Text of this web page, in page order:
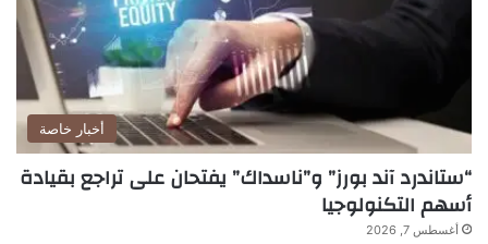
أخبار خاصة
“ستاندرد آند بورز” و”ناسداك” يفتحان على تراجع بقيادة
أسهم التكنولوجيا
أغسطس 7, 2026